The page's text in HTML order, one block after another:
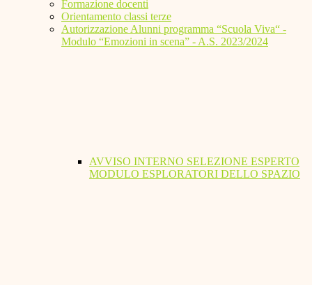
Formazione docenti
Orientamento classi terze
Autorizzazione Alunni programma “Scuola Viva“ -
Modulo “Emozioni in scena” - A.S. 2023/2024
AVVISO INTERNO SELEZIONE ESPERTO
MODULO ESPLORATORI DELLO SPAZIO